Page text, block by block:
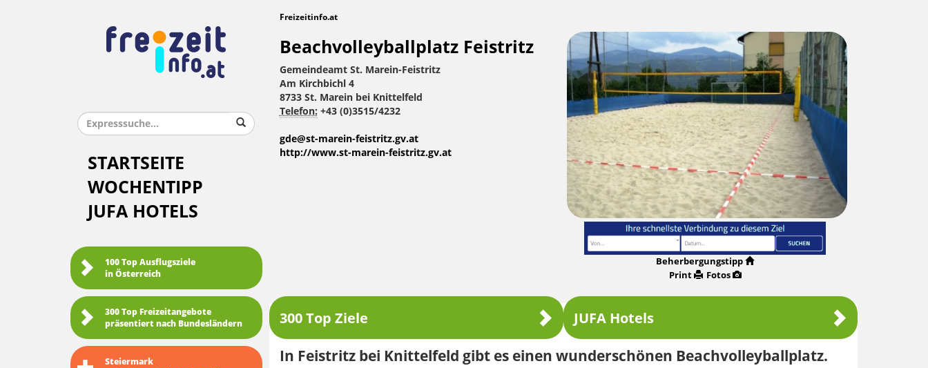
STARTSEITE
WOCHENTIPP
JUFA HOTELS
100 Top Ausflugsziele
in Österreich
300 Top Freizeitangebote
präsentiert nach Bundesländern
Steiermark
Freizeitinfo.at
Beachvolleyballplatz Feistritz
Gemeindeamt St. Marein-Feistritz
Am Kirchbichl 4
8733 St. Marein bei Knittelfeld
Telefon: +43 (0)3515/4232
gde@st-marein-feistritz.gv.at
http://www.st-marein-feistritz.gv.at
Beherbergungstipp
Print
Fotos
300 Top Ziele JUFA Hotels
In Feistritz bei Knittelfeld gibt es einen wunderschönen Beachvolleyballplatz.